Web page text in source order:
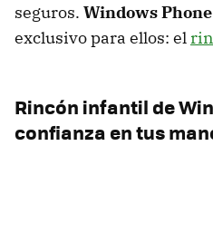
seguros. Windows Phone
exclusivo para ellos: el
Rincón infantil de
confianza en tus